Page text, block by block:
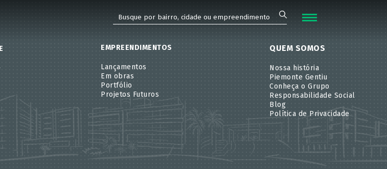
EMPREENDIMENTOS
Lançamentos
Em obras
Portfólio
Projetos Futuros
QUEM SOMOS
Nossa história
Piemonte Gentiu
Conheça o Grupo
Responsabilidade Social
Blog
Política de Privacidade